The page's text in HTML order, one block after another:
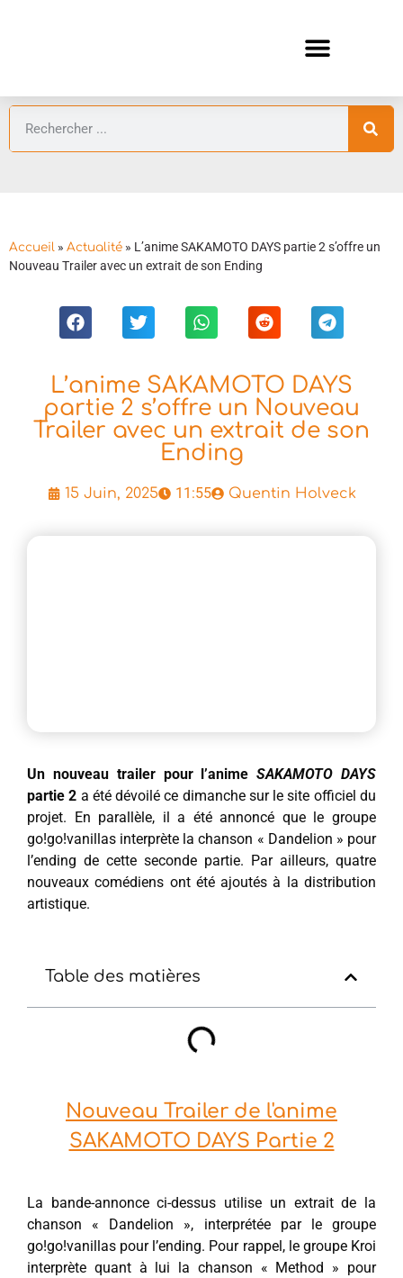
Accueil » Actualité » L’anime SAKAMOTO DAYS partie 2 s’offre un
Nouveau Trailer avec un extrait de son Ending
L’anime SAKAMOTO DAYS
partie 2 s’offre un Nouveau
Trailer avec un extrait de son
Ending
15 Juin, 2025 11:55 Quentin Holveck
Un nouveau trailer pour l’animeSAKAMOTO DAYS
partie 2 a été dévoilé ce dimanche sur le site officiel du
projet. En parallèle, il a été annoncé que le groupe
go!go!vanillas interprète la chanson « Dandelion » pour
l’ending de cette seconde partie. Par ailleurs, quatre
nouveaux comédiens ont été ajoutés à la distribution
artistique.
Table des matières
Nouveau Trailer de l'anime
SAKAMOTO DAYS Partie 2
La bande-annonce ci-dessus utilise un extrait de la
chanson « Dandelion », interprétée par le groupe
go!go!vanillas pour l’ending. Pour rappel, le groupe Kroi
interprète quant à lui la chanson « Method » pour